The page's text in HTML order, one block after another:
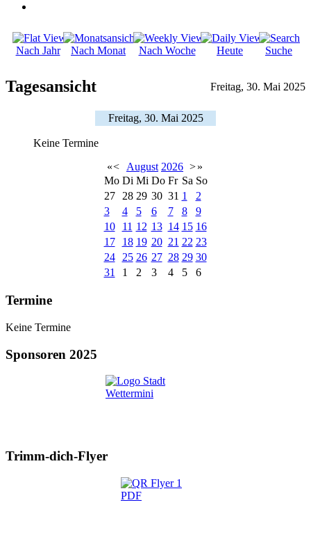
Nach Jahr Nach Monat Nach Woche Heute Suche
Tagesansicht Freitag, 30. Mai 2025
Freitag, 30. Mai 2025
Keine Termine
«< August 2026 >»
Mo Di Mi Do Fr Sa So
27
28 29 30 31 1
2
3
4 5 6 7 8
9
10
11 12 13 14 15 16
17
18 19 20 21 22 23
24
25 26 27 28 29 30
31
1 2 3 4 5 6
Termine
Keine Termine
Sponsoren 2025
Trimm-dich-Flyer